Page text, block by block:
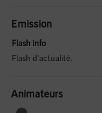
Emission
Flash info
Flash d'actualité.
Animateurs